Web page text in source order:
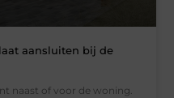
aansluiten bij de
naast of voor de woning.